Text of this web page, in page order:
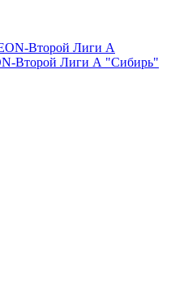
Второй Лиги А "Сибирь"